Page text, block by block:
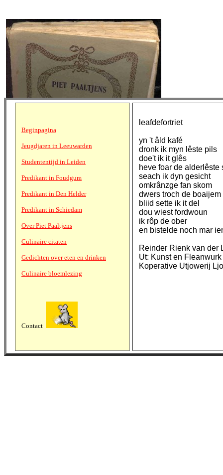
Beginpagina
Jeugdjaren in Leeuwarden
Studententijd in Leiden
Predikant in Foudgum
Predikant in Den Helder
Predikant in Schiedam
Over Piet Paaltjens
Culinaire citaten
Gedichten over eten en drinken
Culinaire bloemlezing
Contact
leafdefortriet
yn 't âld kafé
dronk ik myn lêste pils
doe't ik it glês
heve foar de alderlêste
seach ik dyn gesicht
omkrânzge fan skom
dwers troch de boaijem
bliid sette ik it del
dou wiest fordwoun
ik rôp de ober
en bistelde noch mar
Reinder Rienk van der
Ut: Kunst en Fleanwurk
Koperative Utjowerij